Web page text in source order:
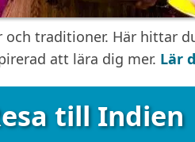
traditioner. Här hittar
att lära dig mer. Lär
till Indien